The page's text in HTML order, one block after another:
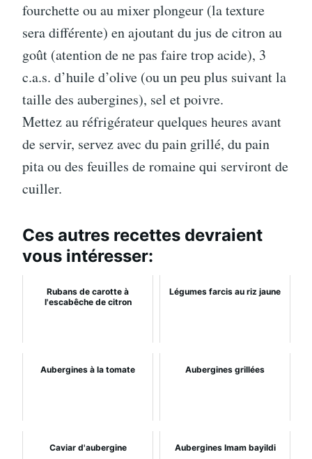
fourchette ou au mixer plongeur (la texture
sera différente) en ajoutant du jus de citron au
goût (atention de ne pas faire trop acide), 3
c.a.s. d’huile d’olive (ou un peu plus suivant la
taille des aubergines), sel et poivre.
Mettez au réfrigérateur quelques heures avant
de servir, servez avec du pain grillé, du pain
pita ou des feuilles de romaine qui serviront de
cuiller.
Ces autres recettes devraient
vous intéresser:
Rubans de carotte à
l'escabêche de citron
Légumes farcis au riz jaune
Aubergines à la tomate Aubergines grillées
Caviar d'aubergine Aubergines Imam bayildi